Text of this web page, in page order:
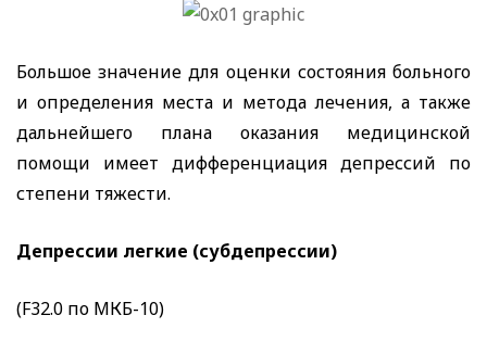
Большое значение для оценки состояния больного
и определения места и метода лечения, а также
дальнейшего плана оказания медицинской
помощи имеет дифференциация депрессий по
степени тяжести.
Депрессии легкие (субдепрессии)
(F32.0 по МКБ-10)